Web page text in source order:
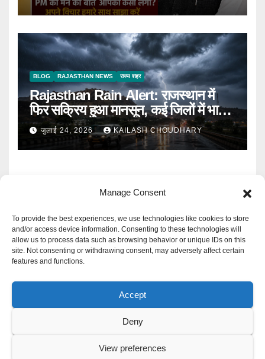
Manage Consent
To provide the best experiences, we use technologies like cookies to store
and/or access device information. Consenting to these technologies will
allow us to process data such as browsing behavior or unique IDs on this
site. Not consenting or withdrawing consent, may adversely affect certain
features and functions.
Accept
Deny
View preferences
BLOG RAJASTHAN NEWS राज्य शहर
Rajasthan Rain Alert: राजस्थान में
फिर सक्रिय हुआ मानसून, कई जिलों में भारी
बारिश का Alert
जुलाई 24, 2026 KAILASH CHOUDHARY
Mangal Media News
हर खबर पर नजर